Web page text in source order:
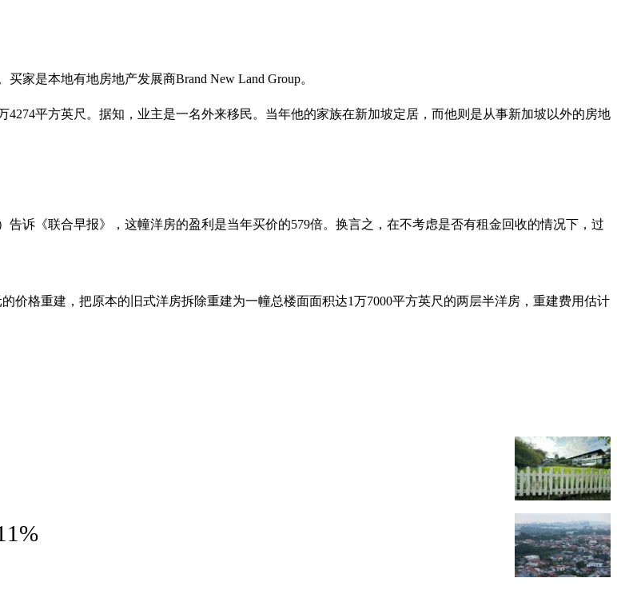
家是本地有地房地产发展商Brand New Land Group。
平方英尺。据知，业主是一名外来移民。当年他的家族在新加坡定居，而他则是从事新加坡以外的房地
告诉《联合早报》，这幢洋房的盈利是当年买价的579倍。换言之，在不考虑是否有租金回收的情况下，过
价格重建，把原本的旧式洋房拆除重建为一幢总楼面面积达1万7000平方英尺的两层半洋房，重建费用估计